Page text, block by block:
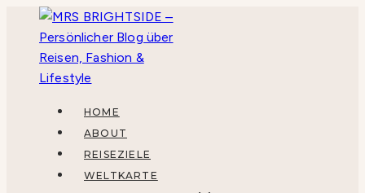
springen
HOME
ABOUT
REISEZIELE
WELTKARTE